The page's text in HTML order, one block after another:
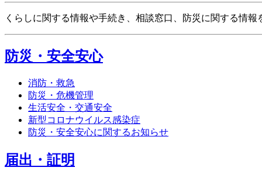
くらしに関する情報や手続き、相談窓口、防災に関する情報
防災・安全安心
消防・救急
防災・危機管理
生活安全・交通安全
新型コロナウイルス感染症
防災・安全安心に関するお知らせ
届出・証明